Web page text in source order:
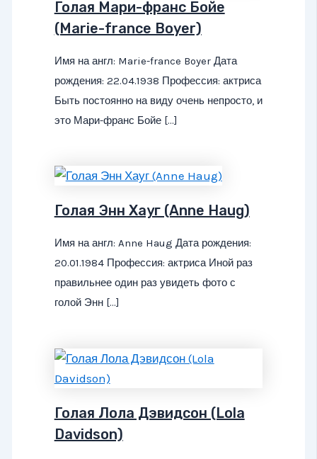
Голая Мари-франс Бойе
(Marie-france Boyer)
Имя на англ: Marie-france Boyer Дата
рождения: 22.04.1938 Профессия: актриса
Быть постоянно на виду очень непросто, и
это Мари-франс Бойе […]
Голая Энн Хауг (Anne Haug)
Имя на англ: Anne Haug Дата рождения:
20.01.1984 Профессия: актриса Иной раз
правильнее один раз увидеть фото с
голой Энн […]
Голая Лола Дэвидсон (Lola
Davidson)